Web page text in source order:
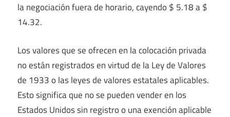
la negociación fuera de horario, cayendo $ 5.18 a $
14.32.
Los valores que se ofrecen en la colocación privada
no están registrados en virtud de la Ley de Valores
de 1933 o las leyes de valores estatales aplicables.
Esto significa que no se pueden vender en los
Estados Unidos sin registro o una exención aplicable